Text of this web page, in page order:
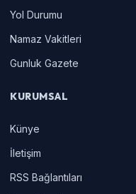
Yol Durumu
Namaz Vakitleri
Gunluk Gazete
KURUMSAL
Künye
İletişim
RSS Bağlantıları